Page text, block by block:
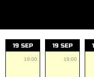
19 SEP
19:00
19 SEP
19:00